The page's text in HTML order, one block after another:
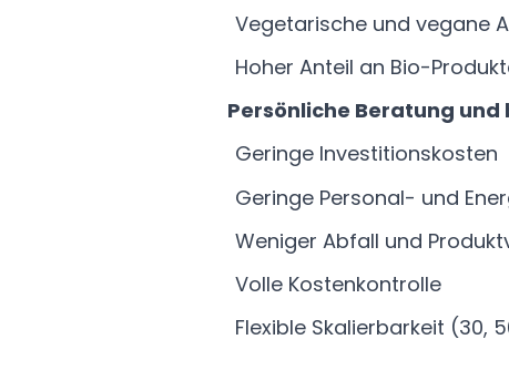
Vegetarische und vegane
Hoher Anteil an Bio-
Persönliche Beratung und
Geringe Investitionskosten
Geringe Personal- und
Weniger Abfall und
Volle Kostenkontrolle
Flexible Skalierbarkeit (30,